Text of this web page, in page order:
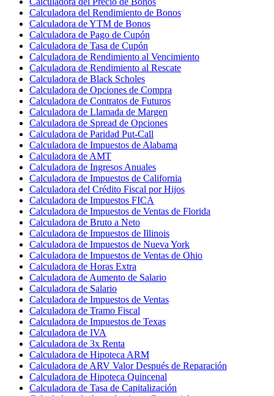
Calculadora del Rendimiento de Bonos
Calculadora de YTM de Bonos
Calculadora de Pago de Cupón
Calculadora de Tasa de Cupón
Calculadora de Rendimiento al Vencimiento
Calculadora de Rendimiento al Rescate
Calculadora de Black Scholes
Calculadora de Opciones de Compra
Calculadora de Contratos de Futuros
Calculadora de Llamada de Margen
Calculadora de Spread de Opciones
Calculadora de Paridad Put-Call
Calculadora de Impuestos de Alabama
Calculadora de AMT
Calculadora de Ingresos Anuales
Calculadora de Impuestos de California
Calculadora del Crédito Fiscal por Hijos
Calculadora de Impuestos FICA
Calculadora de Impuestos de Ventas de Florida
Calculadora de Bruto a Neto
Calculadora de Impuestos de Illinois
Calculadora de Impuestos de Nueva York
Calculadora de Impuestos de Ventas de Ohio
Calculadora de Horas Extra
Calculadora de Aumento de Salario
Calculadora de Salario
Calculadora de Impuestos de Ventas
Calculadora de Tramo Fiscal
Calculadora de Impuestos de Texas
Calculadora de IVA
Calculadora de 3x Renta
Calculadora de Hipoteca ARM
Calculadora de ARV Valor Después de Reparación
Calculadora de Hipoteca Quincenal
Calculadora de Tasa de Capitalización